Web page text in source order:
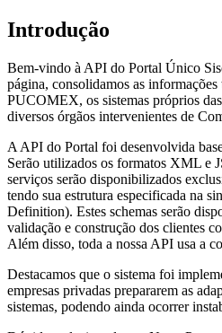
Introdução
Bem-vindo à API do Portal Único
página, consolidamos as
PUCOMEX, os sistemas próprios
diversos órgãos intervenientes de
A API do Portal foi desenvolvida
Serão utilizados os formatos XML e
serviços serão disponibilizados
tendo sua estrutura especificada na
Definition). Estes schemas serão
validação e construção dos clientes
Além disso, toda a nossa API usa a
Destacamos que o sistema foi
empresas privadas prepararem as
sistemas, podendo ainda ocorrer